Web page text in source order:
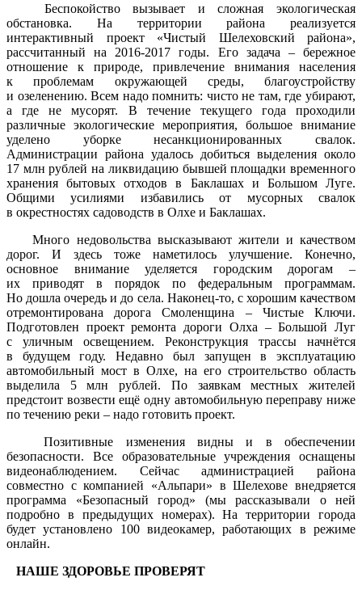
Беспокойство вызывает и сложная экологическая
обстановка. На территории района реализуется
интерактивный проект «Чистый Шелеховский района»,
рассчитанный на 2016-2017 годы. Его задача – бережное
отношение к природе, привлечение внимания населения
к проблемам окружающей среды, благоустройству
и озеленению. Всем надо помнить: чисто не там, где убирают,
а где не мусорят. В течение текущего года проходили
различные экологические мероприятия, большое внимание
уделено уборке несанкционированных свалок.
Администрации района удалось добиться выделения около
17 млн рублей на ликвидацию бывшей площадки временного
хранения бытовых отходов в Баклашах и Большом Луге.
Общими усилиями избавились от мусорных свалок
в окрестностях садоводств в Олхе и Баклашах.
Много недовольства высказывают жители и качеством
дорог. И здесь тоже наметилось улучшение. Конечно,
основное внимание уделяется городским дорогам –
их приводят в порядок по федеральным программам.
Но дошла очередь и до села. Наконец-то, с хорошим качеством
отремонтирована дорога Смоленщина – Чистые Ключи.
Подготовлен проект ремонта дороги Олха – Большой Луг
с уличным освещением. Реконструкция трассы начнётся
в будущем году. Недавно был запущен в эксплуатацию
автомобильный мост в Олхе, на его строительство область
выделила 5 млн рублей. По заявкам местных жителей
предстоит возвести ещё одну автомобильную переправу ниже
по течению реки – надо готовить проект.
Позитивные изменения видны и в обеспечении
безопасности. Все образовательные учреждения оснащены
видеонаблюдением. Сейчас администрацией района
совместно с компанией «Альпари» в Шелехове внедряется
программа «Безопасный город» (мы рассказывали о ней
подробно в предыдущих номерах). На территории города
будет установлено 100 видеокамер, работающих в режиме
онлайн.
НАШЕ ЗДОРОВЬЕ ПРОВЕРЯТ